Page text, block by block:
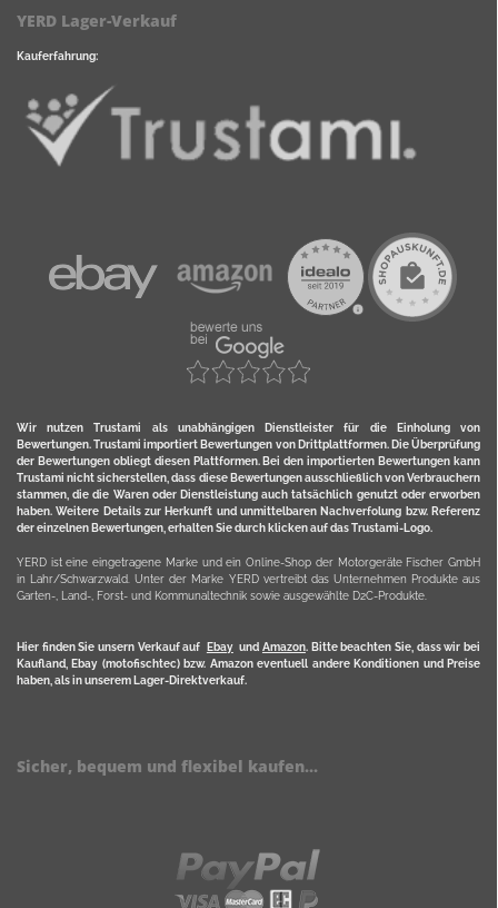
YERD Lager-Verkauf
Kauferfahrung:
Wir nutzen Trustami als unabhängigen Dienstleister für die Einholung von
Bewertungen. Trustami importiert Bewertungen von Drittplattformen. Die Überprüfung
der Bewertungen obliegt diesen Plattformen. Bei den importierten Bewertungen kann
Trustami nicht sicherstellen, dass diese Bewertungen ausschließlich von Verbrauchern
stammen, die die Waren oder Dienstleistung auch tatsächlich genutzt oder erworben
haben. Weitere Details zur Herkunft und unmittelbaren Nachverfolung bzw. Referenz
der einzelnen Bewertungen, erhalten Sie durch klicken auf das Trustami-Logo.
YERD ist eine eingetragene Marke und ein Online-Shop der Motorgeräte Fischer GmbH
in Lahr/Schwarzwald. Unter der Marke YERD vertreibt das Unternehmen Produkte aus
Garten-, Land-, Forst- und Kommunaltechnik sowie ausgewählte D2C-Produkte.
Hier finden Sie unsern Verkauf auf Ebayund Amazon. Bitte beachten Sie, dass wir bei
Kaufland, Ebay (motofischtec) bzw. Amazon eventuell andere Konditionen und Preise
haben, als in unserem Lager-Direktverkauf.
Sicher, bequem und flexibel kaufen...